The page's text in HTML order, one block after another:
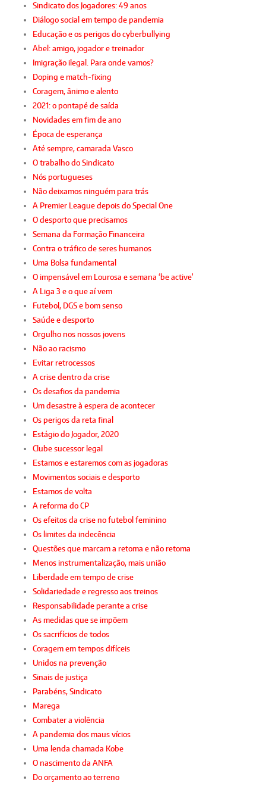
Sindicato dos Jogadores: 49 anos
Diálogo social em tempo de pandemia
Educação e os perigos do cyberbullying
Abel: amigo, jogador e treinador
Imigração ilegal. Para onde vamos?
Doping e match-fixing
Coragem, ânimo e alento
2021: o pontapé de saída
Novidades em fim de ano
Época de esperança
Até sempre, camarada Vasco
O trabalho do Sindicato
Nós portugueses
Não deixamos ninguém para trás
A Premier League depois do Special One
O desporto que precisamos
Semana da Formação Financeira
Contra o tráfico de seres humanos
Uma Bolsa fundamental
O impensável em Lourosa e semana ‘be active’
A Liga 3 e o que aí vem
Futebol, DGS e bom senso
Saúde e desporto
Orgulho nos nossos jovens
Não ao racismo
Evitar retrocessos
A crise dentro da crise
Os desafios da pandemia
Um desastre à espera de acontecer
Os perigos da reta final
Estágio do Jogador, 2020
Clube sucessor legal
Estamos e estaremos com as jogadoras
Movimentos sociais e desporto
Estamos de volta
A reforma do CP
Os efeitos da crise no futebol feminino
Os limites da indecência
Questões que marcam a retoma e não retoma
Menos instrumentalização, mais união
Liberdade em tempo de crise
Solidariedade e regresso aos treinos
Responsabilidade perante a crise
As medidas que se impõem
Os sacrifícios de todos
Coragem em tempos difíceis
Unidos na prevenção
Sinais de justiça
Parabéns, Sindicato
Marega
Combater a violência
A pandemia dos maus vícios
Uma lenda chamada Kobe
O nascimento da ANFA
Do orçamento ao terreno